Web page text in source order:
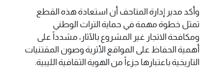
وأكد مدير إدارة المتاحف أن استعادة هذه القطع
تمثل خطوة مهمة في حماية التراث الوطني
ومكافحة الاتجار غير المشروع بالآثار، مشدداً على
أهمية الحفاظ على المواقع الأثرية وصون المقتنيات
التاريخية باعتبارها جزءاً من الهوية الثقافية الليبية.